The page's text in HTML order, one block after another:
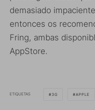
demasiado
entonces os
Fring, ambas
AppStore.
ETIQUETAS 3G APPLE